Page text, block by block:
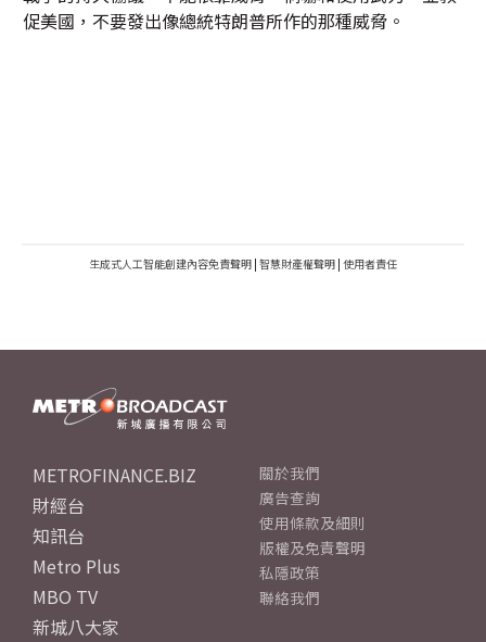
促美國，不要發出像總統特朗普所作的那種威脅。
生成式人工智能創建內容免責聲明 | 智慧財產權聲明 | 使用者責任
METROFINANCE.BIZ
財經台
知訊台
Metro Plus
MBO TV
新城八大家
關於我們
廣告查詢
使用條款及細則
版權及免責聲明
私隱政策
聯絡我們